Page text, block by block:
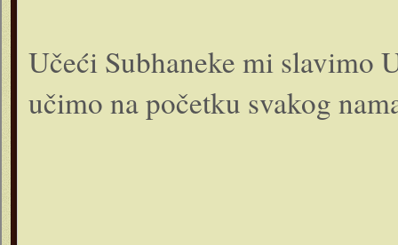
Učeći Subhaneke mi slavimo
učimo na početku svakog